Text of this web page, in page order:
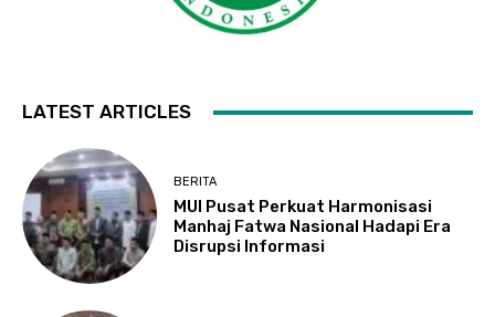
LATEST ARTICLES
BERITA
MUI Pusat Perkuat Harmonisasi
Manhaj Fatwa Nasional Hadapi Era
Disrupsi Informasi